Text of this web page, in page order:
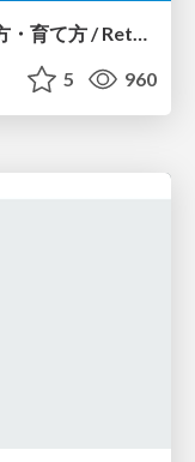
もう一度考える SRE チームの作り方・育て方 / Rethinking SRE #1: Building and Growing SRE Teams
5 960